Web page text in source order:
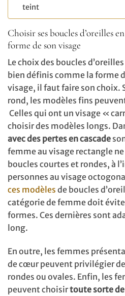
teint
Choisir ses boucles d’oreilles
forme de son visage
Le choix des boucles
bien définis comme la forme
visage, il faut faire son choix.
rond, les modèles fins
Celles qui ont un visage «
choisir des modèles longs.
avec des pertes en cascade
femme au visage rectangle
boucles courtes et rondes, à
personnes au visage
ces modèles de boucles
catégorie de femme doit
formes. Ces dernières sont
long.
En outre, les femmes
de cœur peuvent privilégier
rondes ou ovales. Enfin, les
peuvent choisirtoute sorte